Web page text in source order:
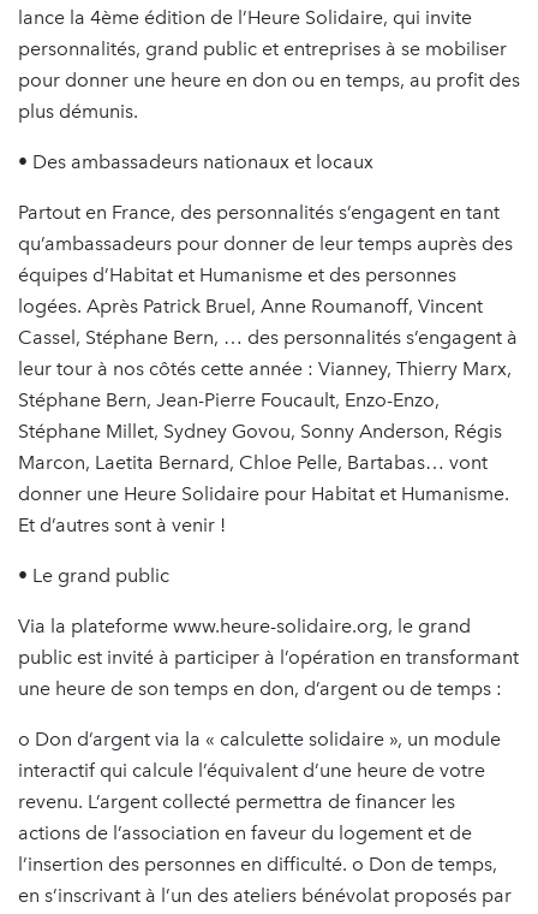
lance la 4ème édition de l’Heure Solidaire, qui invite
personnalités, grand public et entreprises à se mobiliser
pour donner une heure en don ou en temps, au profit des
plus démunis.
• Des ambassadeurs nationaux et locaux
Partout en France, des personnalités s’engagent en tant
qu’ambassadeurs pour donner de leur temps auprès des
équipes d’Habitat et Humanisme et des personnes
logées. Après Patrick Bruel, Anne Roumanoff, Vincent
Cassel, Stéphane Bern, … des personnalités s’engagent à
leur tour à nos côtés cette année : Vianney, Thierry Marx,
Stéphane Bern, Jean-Pierre Foucault, Enzo-Enzo,
Stéphane Millet, Sydney Govou, Sonny Anderson, Régis
Marcon, Laetita Bernard, Chloe Pelle, Bartabas… vont
donner une Heure Solidaire pour Habitat et Humanisme.
Et d’autres sont à venir !
• Le grand public
Via la plateforme www.heure-solidaire.org, le grand
public est invité à participer à l’opération en transformant
une heure de son temps en don, d’argent ou de temps :
o Don d’argent via la « calculette solidaire », un module
interactif qui calcule l’équivalent d’une heure de votre
revenu. L’argent collecté permettra de financer les
actions de l’association en faveur du logement et de
l’insertion des personnes en difficulté. o Don de temps,
en s’inscrivant à l’un des ateliers bénévolat proposés par